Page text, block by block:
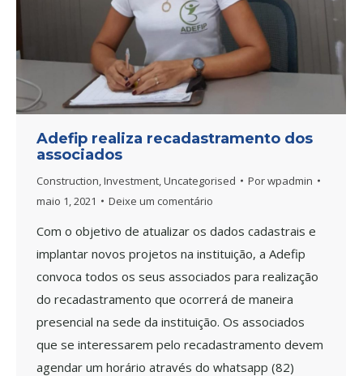
Adefip realiza recadastramento dos
associados
Construction,Investment,Uncategorised Porwpadmin
maio 1, 2021
Deixe um comentário
Com o objetivo de atualizar os dados cadastrais e
implantar novos projetos na instituição, a Adefip
convoca todos os seus associados para realização
do recadastramento que ocorrerá de maneira
presencial na sede da instituição. Os associados
que se interessarem pelo recadastramento devem
agendar um horário através do whatsapp (82)